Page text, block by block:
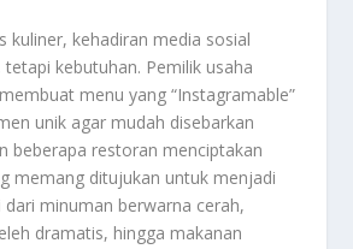
kuliner, kehadiran media sosial
tetapi kebutuhan. Pemilik usaha
menu yang “Instagramable”
unik agar mudah disebarkan
beberapa restoran menciptakan
memang ditujukan untuk menjadi
minuman berwarna cerah,
dramatis, hingga makanan